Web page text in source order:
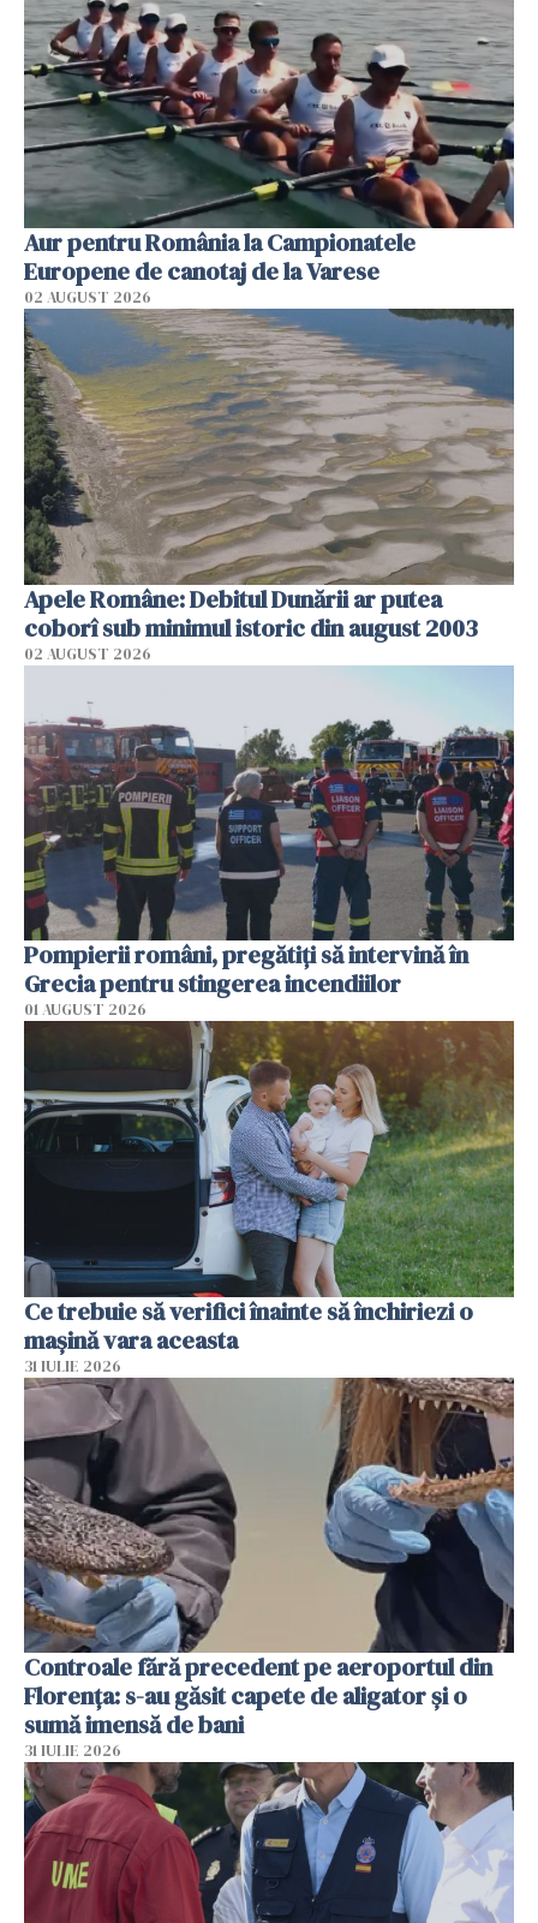
Aur pentru România la Campionatele
Europene de canotaj de la Varese
02 AUGUST 2026
Apele Române: Debitul Dunării ar putea
coborî sub minimul istoric din august 2003
02 AUGUST 2026
Pompierii români, pregătiţi să intervină în
Grecia pentru stingerea incendiilor
01 AUGUST 2026
Ce trebuie să verifici înainte să închiriezi o
mașină vara aceasta
31 IULIE 2026
Controale fără precedent pe aeroportul din
Florența: s-au găsit capete de aligator și o
sumă imensă de bani
31 IULIE 2026